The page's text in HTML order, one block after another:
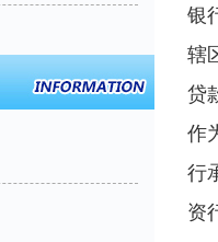
银
辖
贷
作
行
资